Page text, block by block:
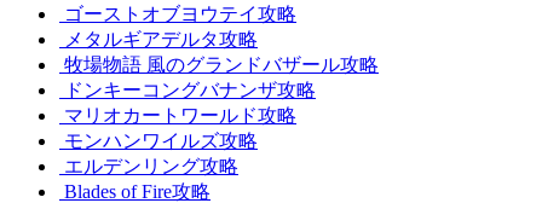
ゴーストオブヨウテイ攻略
メタルギアデルタ攻略
牧場物語 風のグランドバザール攻略
ドンキーコングバナンザ攻略
マリオカートワールド攻略
モンハンワイルズ攻略
エルデンリング攻略
Blades of Fire攻略